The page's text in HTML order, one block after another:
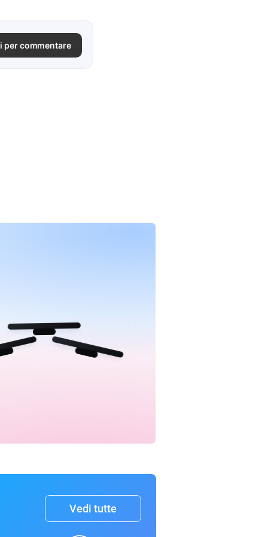
per commentare
Vedi tutte